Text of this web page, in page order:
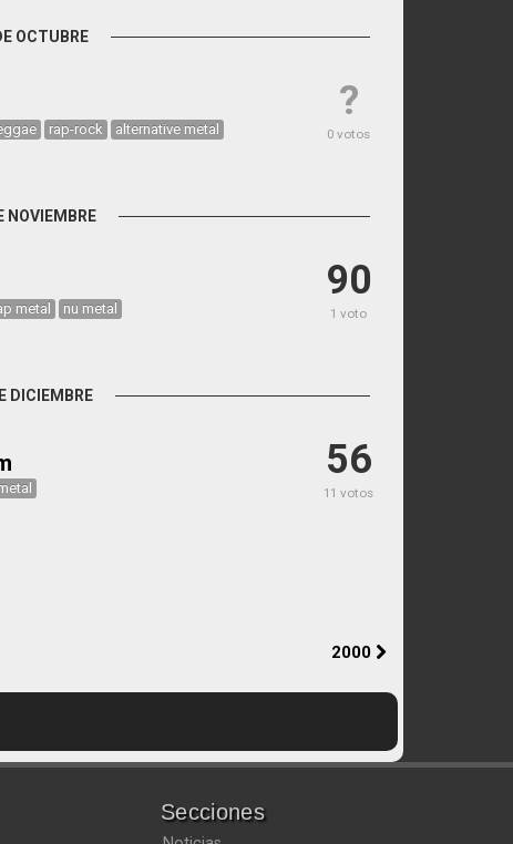
OCTUBRE
?
0 votos
rap-rock alternative metal
NOVIEMBRE
90
1 voto
metal nu metal
DICIEMBRE
56
11 votos
2000
Secciones